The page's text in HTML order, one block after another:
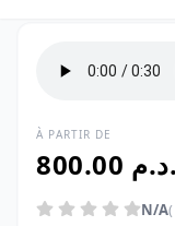
À PARTIR DE
800.00 د.م.
N/A